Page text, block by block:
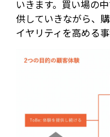
いきます。買い場の
供していきながら、
イヤリティを高める